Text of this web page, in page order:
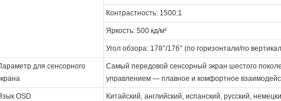
Контрастность: 1500:1
Яркость: 500 кд/м²
Угол обзора: 178°/176° (по горизонтали/по
для сенсорного
Самый передовой сенсорный экран шестого
управлением — плавное и комфортное
OSD Китайский, английский, испанский, русский,